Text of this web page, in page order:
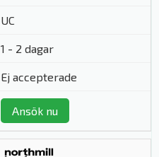
UC
1 - 2 dagar
Ej accepterade
Ansök nu